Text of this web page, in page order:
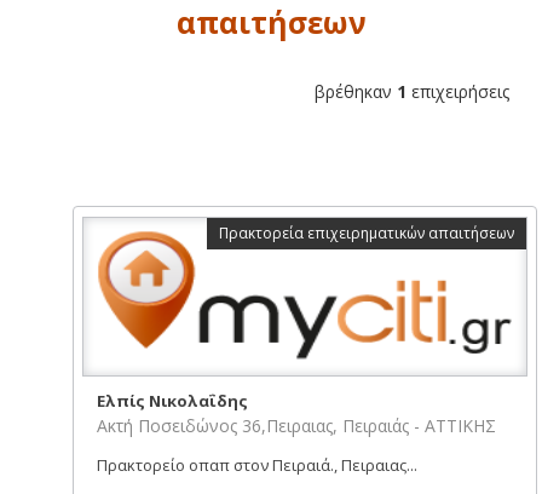
απαιτήσεων
βρέθηκαν 1 επιχειρήσεις
Πρακτορεία επιχειρηματικών απαιτήσεων
Ελπίς Νικολαΐδης
Ακτή Ποσειδώνος 36,Πειραιας, Πειραιάς - ΑΤΤΙΚΗΣ
Πρακτορείο οπαπ στον Πειραιά., Πειραιας...